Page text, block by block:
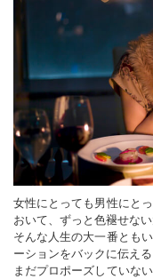
女性にとっても男性にと
おいて、ずっと色褪せな
そんな人生の大一番とも
ーションをバックに伝え
まだプロポーズしていな